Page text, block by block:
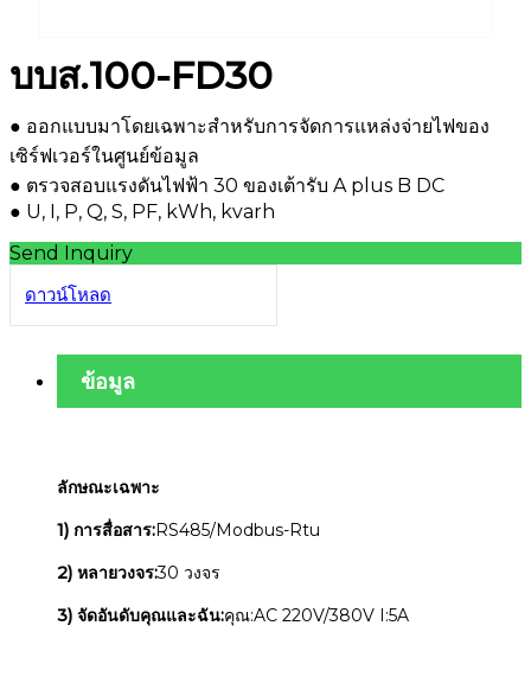
บบส.100-FD30
● ออกแบบมาโดยเฉพาะสำหรับการจัดการแหล่งจ่ายไฟของ
เซิร์ฟเวอร์ในศูนย์ข้อมูล
● ตรวจสอบแรงดันไฟฟ้า 30 ของเต้ารับ A plus B DC
● U, I, P, Q, S, PF, kWh, kvarh
Send Inquiry
ดาวน์โหลด
ข้อมูล
ลักษณะเฉพาะ
1) การสื่อสาร:RS485/Modbus-Rtu
2) หลายวงจร:30 วงจร
3) จัดอันดับคุณและฉัน:คุณ:AC 220V/380V I:5A